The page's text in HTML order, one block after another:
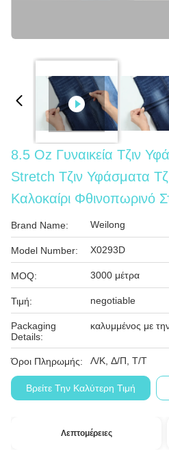
8.5 Oz Γυναικεία Τζιν
Stretch Τζιν Υφάσματα
Καλοκαίρι Φθινοπωρινό
Brand Name: Weilong
Model Number: X0293D
MOQ: 3000 μέτρα
Τιμή: negotiable
Packaging
Details:
καλυμμένος με
Όροι Πληρωμής: Λ/Κ, Δ/Π, Τ/Τ
Βρείτε Την Καλύτερη Τιμή
Λεπτομέρειες